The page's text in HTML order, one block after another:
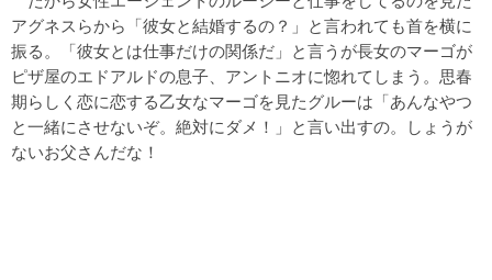
アグネスらから「彼女と結婚するの？」と言われても首を横に
振る。「彼女とは仕事だけの関係だ」と言うが長女のマーゴが
ピザ屋のエドアルドの息子、アントニオに惚れてしまう。思春
期らしく恋に恋する乙女なマーゴを見たグルーは「あんなやつ
と一緒にさせないぞ。絶対にダメ！」と言い出すの。しょうが
ないお父さんだな！